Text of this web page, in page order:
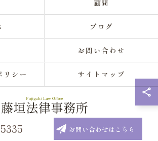
お問い合わせはこちら
顧問
ブログ
お問い合わせ
リシー サイトマップ
護士なら藤垣法律事務所 ALL RIGHTS RESERVED.